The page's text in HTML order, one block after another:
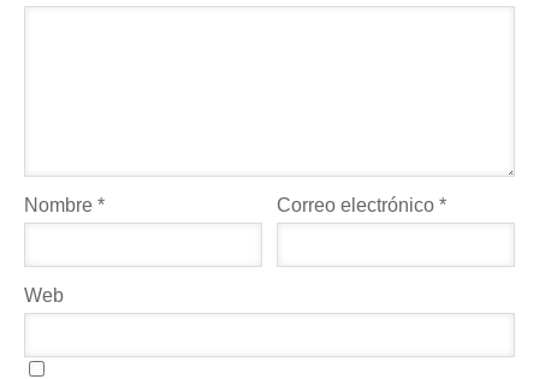
Nombre * Correo electrónico*
Web